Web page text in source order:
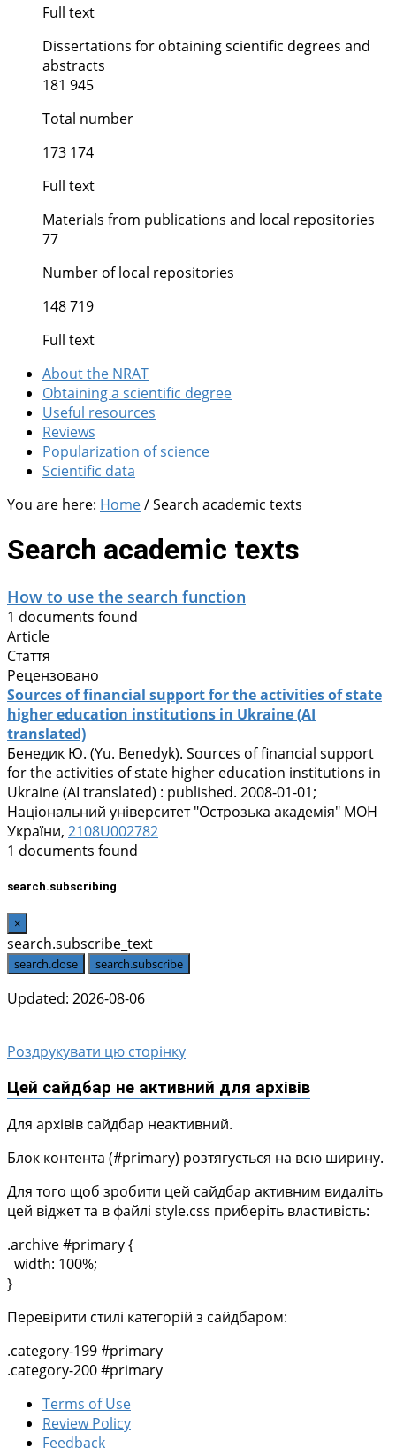
Full text
Dissertations for obtaining scientific degrees and
abstracts
181 945
Total number
173 174
Full text
Materials from publications and local repositories
77
Number of local repositories
148 719
Full text
About the NRAT
Obtaining a scientific degree
Useful resources
Reviews
Popularization of science
Scientific data
You are here: Home/Search academic texts
Search academic texts
How to use the search function
1 documents found
Article
Стаття
Рецензовано
Sources of financial support for the activities of state
higher education institutions in Ukraine (AI
translated)
Бенедик Ю. (Yu. Benedyk). Sources of financial support
for the activities of state higher education institutions in
Ukraine (AI translated) : published. 2008-01-01;
Національний університет "Острозька академія" МОН
України, 2108U002782
1 documents found
search.subscribing
×
search.subscribe_text
search.close search.subscribe
Updated: 2026-08-06
Роздрукувати цю сторінку
Цей сайдбар не активний для архівів
Для архівів сайдбар неактивний.
Блок контента (#primary) розтягується на всю ширину.
Для того щоб зробити цей сайдбар активним видаліть
цей віджет та в файлі style.css приберіть властивість:
.archive #primary {
width: 100%;
}
Перевірити стилі категорій з сайдбаром:
.category-199 #primary
.category-200 #primary
Terms of Use
Review Policy
Feedback